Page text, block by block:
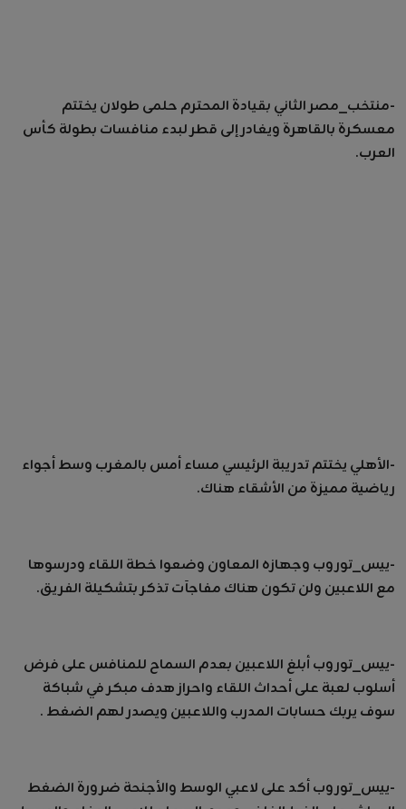
-منتخب_مصر الثاني بقيادة المحترم حلمى طولان يختتم
معسكرة بالقاهرة ويغادر إلى قطر لبدء منافسات بطولة كأس
العرب.
-الأهلي يختتم تدريبة الرئيسي مساء أمس بالمغرب وسط أجواء
رياضية مميزة من الأشقاء هناك.
-ييس_توروب وجهازه المعاون وضعوا خطة اللقاء ودرسوها
مع اللاعبين ولن تكون هناك مفاجآت تذكر بتشكيلة الفريق.
-ييس_توروب أبلغ اللاعبين بعدم السماح للمنافس على فرض
أسلوب لعبة على أحداث اللقاء واحراز هدف مبكر في شباكة
سوف يربك حسابات المدرب واللاعبين ويصدر لهم الضغط .
-ييس_توروب أكد على لاعبي الوسط والأجنحة ضرورة الضغط